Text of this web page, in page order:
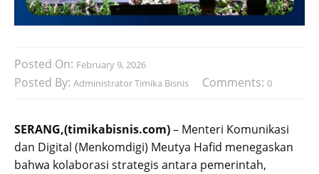
Posted On: February 9, 2026
Posted By: Administrator Timika Bisnis Comments: 0
SERANG,(timikabisnis.com)– Menteri Komunikasi
dan Digital (Menkomdigi) Meutya Hafid menegaskan
bahwa kolaborasi strategis antara pemerintah,